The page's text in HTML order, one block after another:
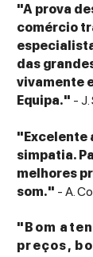
vinyl finish
Removable
Dimensions (H
1014 mm ×
(39.9" × 9.45"
Weight (each)
"A prova
comércio
das
vivamente
Equipa." - J.
"Excelente
simpatia.
melhores
som." - A.
"Bom
preços,